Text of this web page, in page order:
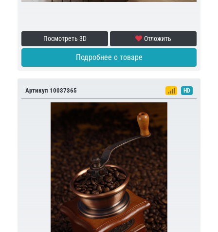
Посмотреть 3D Отложить
Подробнее о товаре
Артикул 10037365 HD